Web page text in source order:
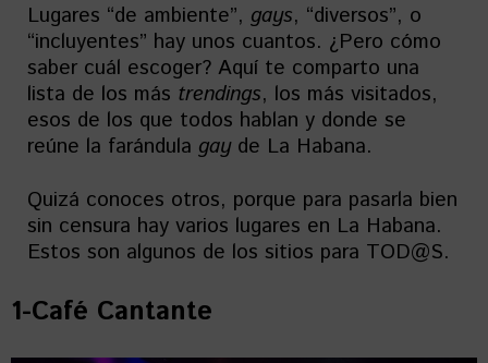
Lugares “de ambiente”, gays, “diversos”, o
“incluyentes” hay unos cuantos. ¿Pero cómo
saber cuál escoger? Aquí te comparto una
lista de los más trendings, los más visitados,
esos de los que todos hablan y donde se
reúne la farándula gayde La Habana.
Quizá conoces otros, porque para pasarla bien
sin censura hay varios lugares en La Habana.
Estos son algunos de los sitios para TOD@S.
1-Café Cantante